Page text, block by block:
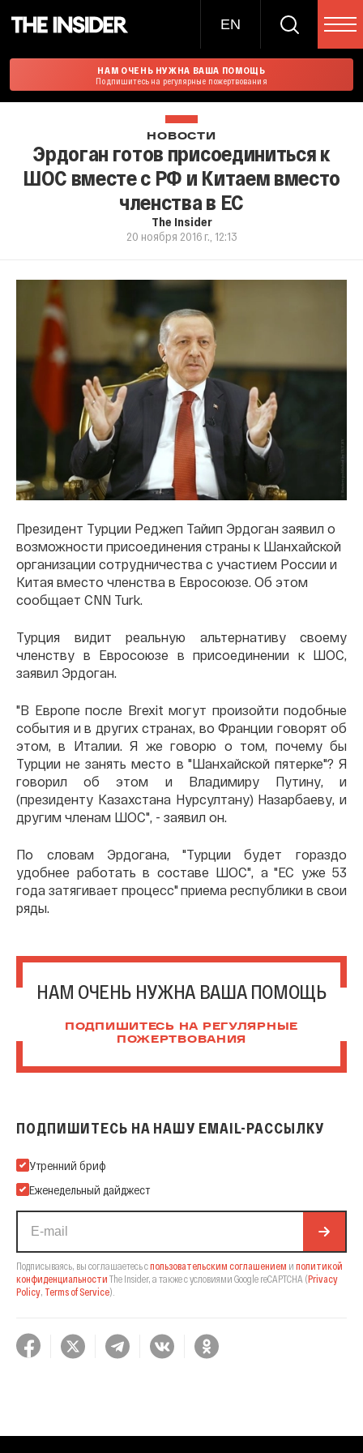
EN
НАМ ОЧЕНЬ НУЖНА ВАША ПОМОЩЬ
Подпишитесь на регулярные пожертвования
НОВОСТИ
Эрдоган готов присоединиться к
ШОС вместе с РФ и Китаем вместо
членства в ЕС
The Insider
20 ноября 2016 г., 12:13
Президент Турции Реджеп Тайип Эрдоган заявил о
возможности присоединения страны к Шанхайской
организации сотрудничества с участием России и
Китая вместо членства в Евросоюзе. Об этом
сообщает CNN Turk.
Турция видит реальную альтернативу своему
членству в Евросоюзе в присоединении к ШОС,
заявил Эрдоган.
"В Европе после Brexit могут произойти подобные
события и в других странах, во Франции говорят об
этом, в Италии. Я же говорю о том, почему бы
Турции не занять место в "Шанхайской пятерке"? Я
говорил об этом и Владимиру Путину, и
(президенту Казахстана Нурсултану) Назарбаеву, и
другим членам ШОС", - заявил он.
По словам Эрдогана, "Турции будет гораздо
удобнее работать в составе ШОС", а "ЕС уже 53
года затягивает процесс" приема республики в свои
ряды.
НАМ ОЧЕНЬ НУЖНА ВАША ПОМОЩЬ
ПОДПИШИТЕСЬ НА РЕГУЛЯРНЫЕ
ПОЖЕРТВОВАНИЯ
ПОДПИШИТЕСЬ НА НАШУ EMAIL-РАССЫЛКУ
Подпишитесь на нашу Email-рассылку
Утренний бриф
Еженедельный дайджест
Подписываясь, вы соглашаетесь спользовательским соглашением и политикой
конфиденциальности The Insider, а также с условиями Google reCAPTCHA (Privacy
Policy, Terms of Service).